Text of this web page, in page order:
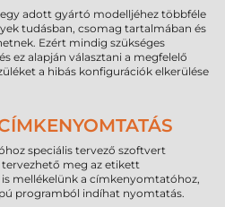
adott gyártó modelljéhez többféle
tudásban, csomag tartalmában és
Ezért mindig szükséges
ez alapján választani a megfelelő
a hibás konfigurációk elkerülése
speciális tervező szoftvert
meg az etikett
mellékelünk a címkenyomtatóhoz,
programból indíhat nyomtatás.